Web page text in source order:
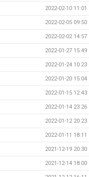
2022-02-10 11:01
2022-02-05 09:50
2022-02-02 14:57
2022-01-27 15:49
2022-01-24 10:23
2022-01-20 15:04
2022-01-15 12:43
2022-01-14 23:26
2022-01-12 20:23
2022-01-11 18:11
2021-12-19 20:30
2021-12-14 18:00